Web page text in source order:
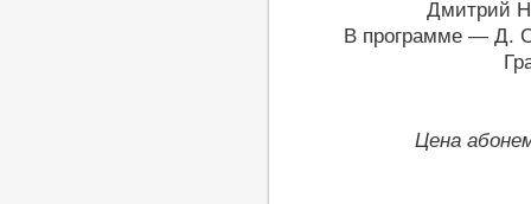
Дмитрий
В программе — Д.
Цена